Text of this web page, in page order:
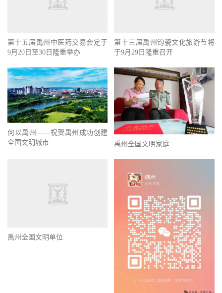
第十五届禹州中医药交易会定于
9月20日至30日隆重举办
第十三届禹州钧瓷文化旅游节将
于9月29日隆重召开
何以禹州——祝贺禹州成功创建
全国文明城市
禹州全国文明家庭
禹州全国文明单位